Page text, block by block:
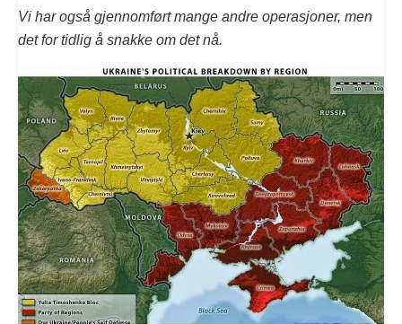
Vi har også gjennomført mange andre operasjoner, men
det for tidlig å snakke om det nå.